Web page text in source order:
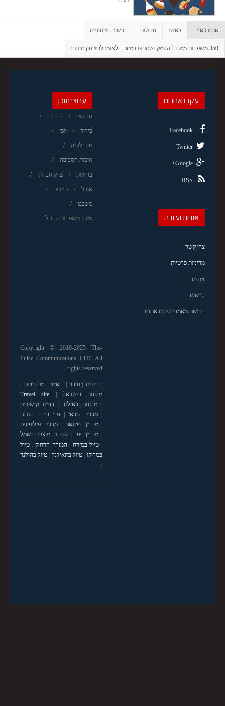
אתם כאן: ראשי חדשות חדשות בטחוניות
350 משפחות ממגדל העמק ישתתפו במיזם הלאומי לביטחון תזונתי
ערוצי תוכן
חדשות כלכלה
בידור יופי
טכנולוגיה
איכות הסביבה
בריאות צדק חברתי
אוכל תיירות
משפט
טיולי משפחות לחו"ל
עקבו אחרינו
Facebook
Twitter
Google+
RSS
אודות ועזרה
צרו קשר
מדיניות פרטיות
אודות
נגישות
רכישת מאמרי קידום אתרים
Copyright © 2010-2025 The-
Pulse Communications LTD. All
rights reserved
|חידות זנזיבר האיים המלדיבים
מלונות בישראל
Travel site
|מלונות באילת
בניית קישורים
מדריך דובאי
ערי בירה בעולם
|מדריך ויטנאם
מדריך פיליפינים
|מדריך יפן
סקירת מוצרי חשמל
טיול במזרח המזרח הרחוק| טיול
במרוקו| טיול בתאילנד| טיול בהולנד